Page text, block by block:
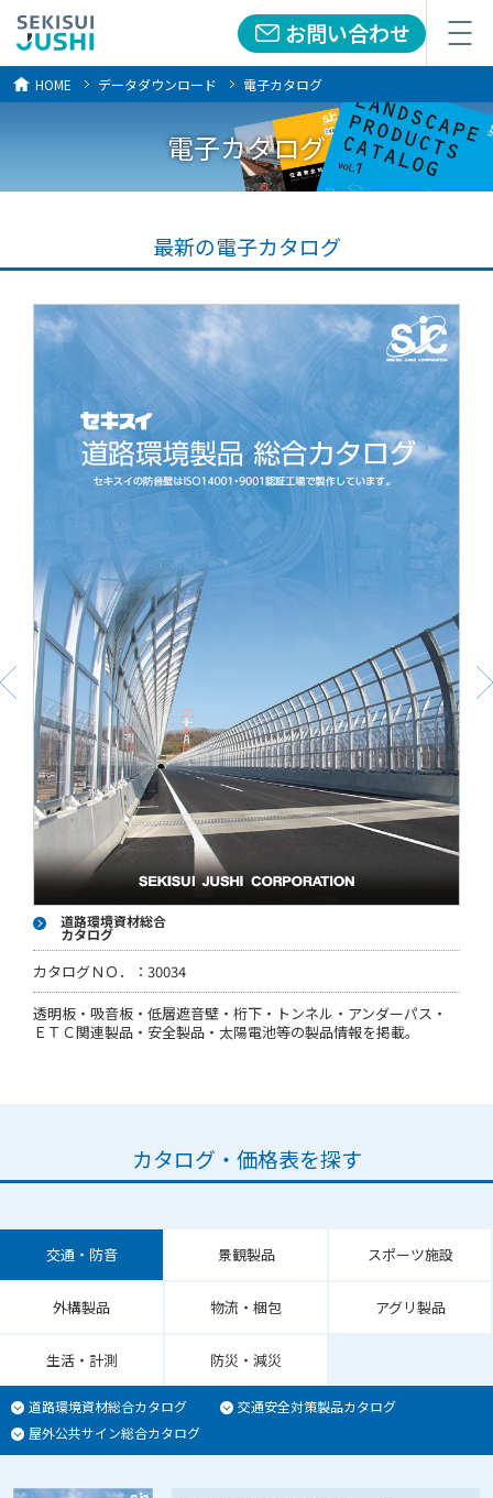
お問い合わせ
メニュー
HOME データダウンロード 電子カタログ
電子カタログ
最新の電子カタログ
道路環境資材総合
カタログ
カタログＮＯ．：30034
透明板・吸音板・低層遮音壁・桁下・トンネル・アンダーパス・
ＥＴＣ関連製品・安全製品・太陽電池等の製品情報を掲載。
カタログ・価格表を探す
交通・防音 景観製品 スポーツ施設
外構製品 物流・梱包 アグリ製品
生活・計測 防災・減災
道路環境資材総合カタログ
交通安全対策製品カタログ
屋外公共サイン総合カタログ